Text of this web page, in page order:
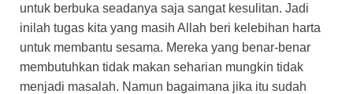
untuk berbuka seadanya saja sangat kesulitan. Jadi
inilah tugas kita yang masih Allah beri kelebihan harta
untuk membantu sesama. Mereka yang benar-benar
membutuhkan tidak makan seharian mungkin tidak
menjadi masalah. Namun bagaimana jika itu sudah